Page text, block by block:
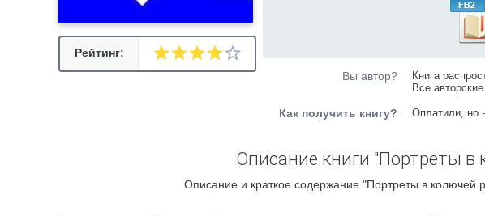
Рейтинг:
Вы автор?
Книга
Все
Как получить книгу? Оплатили, но
Описание книги "Портреты в
Описание и краткое содержание "Портреты в колючей